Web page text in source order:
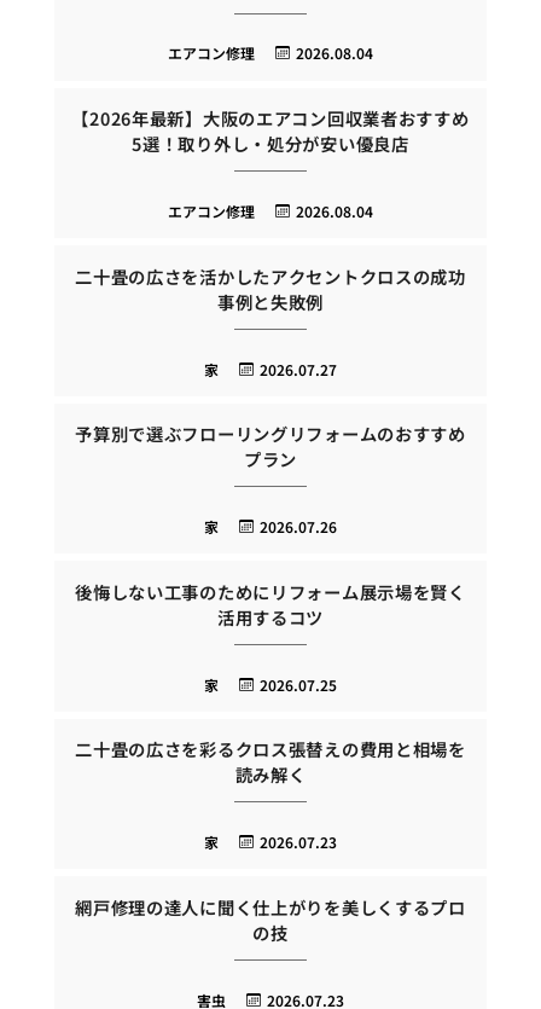
2026.08.04
エアコン修理
【2026年最新】大阪のエアコン回収業者おすすめ
5選！取り外し・処分が安い優良店
2026.08.04
エアコン修理
二十畳の広さを活かしたアクセントクロスの成功
事例と失敗例
2026.07.27
家
予算別で選ぶフローリングリフォームのおすすめ
プラン
2026.07.26
家
後悔しない工事のためにリフォーム展示場を賢く
活用するコツ
2026.07.25
家
二十畳の広さを彩るクロス張替えの費用と相場を
読み解く
2026.07.23
家
網戸修理の達人に聞く仕上がりを美しくするプロ
の技
2026.07.23
害虫